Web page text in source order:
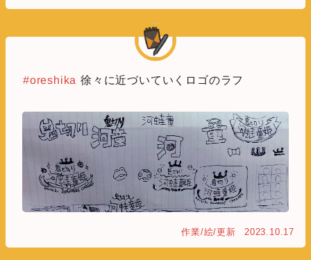
#oreshika 徐々に近づいていくロゴのラフ
作業/絵/更新 2023.10.17